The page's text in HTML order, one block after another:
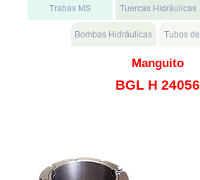
Manguito
BGL H 24056